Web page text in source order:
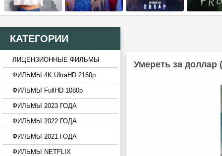
КАТЕГОРИИ
ЛИЦЕНЗИОННЫЕ ФИЛЬМЫ
ФИЛЬМЫ 4K UltraHD 2160p
ФИЛЬМЫ FullHD 1080p
ФИЛЬМЫ 2023 ГОДА
ФИЛЬМЫ 2022 ГОДА
ФИЛЬМЫ 2021 ГОДА
ФИЛЬМЫ NETFLIX
Умереть за доллар